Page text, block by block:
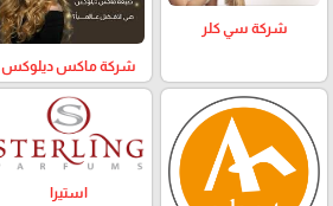
شركة سي كلر
شركة ماكس ديلوكس
استيرا